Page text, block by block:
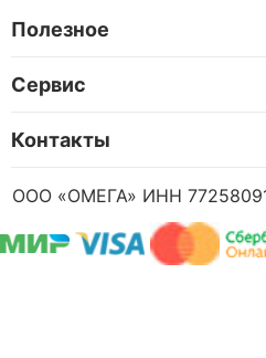
Полезное
Сервис
Контакты
ООО «ОМЕГА» ИНН